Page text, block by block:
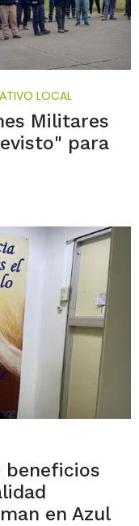
LOCAL
Militares
para
beneficios
en Azul